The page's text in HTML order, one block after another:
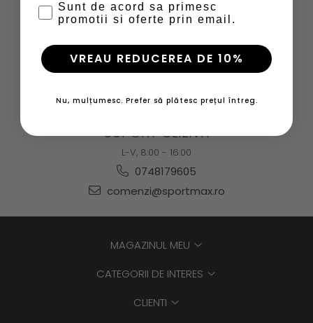
SOCIAL
Urmareste-ne in social media
SUPORT CLIENTI
L-V, 8:00 - 16:00
0748179605
comenzi@sportmax.ro
MAGAZINUL MEU
CATEGORII DE INTERES
CLIENTI
Sunt de acord sa primesc
promotii si oferte prin email.
VREAU REDUCEREA DE 10%
Nu, mulțumesc. Prefer să plătesc prețul întreg.